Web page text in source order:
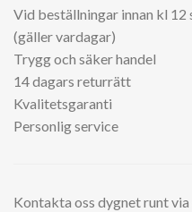
Vid beställningar innan kl 12
(gäller vardagar)
Trygg och säker handel
14 dagars returrätt
Kvalitetsgaranti
Personlig service
Kontakta oss dygnet runt